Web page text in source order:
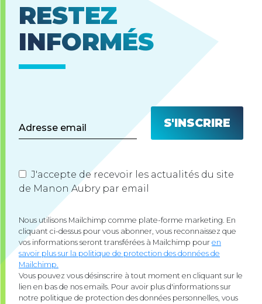
RESTEZ
INFORMÉS
J'accepte de recevoir les actualités du site
de Manon Aubry par email
Nous utilisons Mailchimp comme plate-forme marketing. En
cliquant ci-dessus pour vous abonner, vous reconnaissez que
vos informations seront transférées à Mailchimp pour en
savoir plus sur la politique de protection des données de
Mailchimp.
Vous pouvez vous désinscrire à tout moment en cliquant sur le
lien en bas de nos emails. Pour avoir plus d'informations sur
notre politique de protection des données personnelles, vous